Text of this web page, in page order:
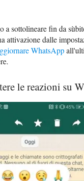
a sottolineare fin da
attivazione dalle
WhatsApp
le reazioni su